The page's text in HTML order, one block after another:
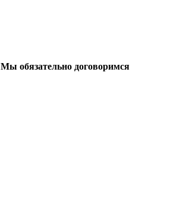
Мы обязательно договоримся